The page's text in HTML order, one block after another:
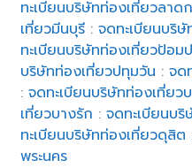
ทะเบียนบริษัทท่องเที่ยวลาด
เที่ยวมีนบุรี :จดทะเบียนบริ
ทะเบียนบริษัทท่องเที่ยวป้อม
บริษัทท่องเที่ยวปทุมวัน :จด
:จดทะเบียนบริษัทท่องเที่ยว
เที่ยวบางรัก :จดทะเบียนบ
ทะเบียนบริษัทท่องเที่ยวดุสิต
พระนคร